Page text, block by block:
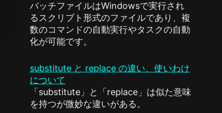
バッチファイルはWindowsで実行され
るスクリプト形式のファイルであり、複
数のコマンドの自動実行やタスクの自動
化が可能です。
substitute と replace の違い、使いわけ
について
「substitute」と「replace」は似た意味
を持つが微妙な違いがある。